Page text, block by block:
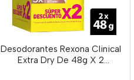
Desodorantes Rexona Clinical
Extra Dry De 48g X 2